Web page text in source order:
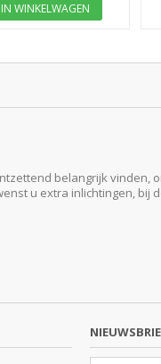
IN WINKELWAGEN
belangrijk vinden,
u extra inlichtingen, bij